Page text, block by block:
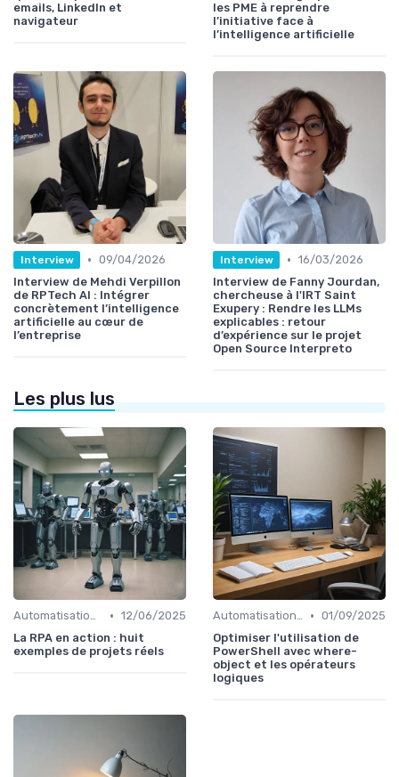
emails, LinkedIn et
navigateur
les PME à reprendre
l’initiative face à
l’intelligence artificielle
Interview • 09/04/2026
Interview de Mehdi Verpillon
de RPTech AI : Intégrer
concrètement l’intelligence
artificielle au cœur de
l’entreprise
Interview • 16/03/2026
Interview de Fanny Jourdan,
chercheuse à l'IRT Saint
Exupery : Rendre les LLMs
explicables : retour
d’expérience sur le projet
Open Source Interpreto
Les plus lus
Automatisation et RPA • 12/06/2025
La RPA en action : huit
exemples de projets réels
Automatisation et RPA • 01/09/2025
Optimiser l'utilisation de
PowerShell avec where-
object et les opérateurs
logiques